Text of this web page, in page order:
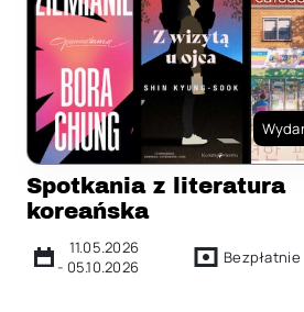
Spotkania z literatura
koreańska
11.05.2026
- 05.10.2026 Bezpłatnie